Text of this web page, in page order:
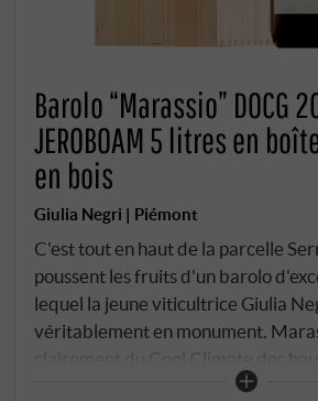
Barolo “Marassio” DOCG
JEROBOAM 5 litres en
en bois
Giulia Negri | Piémont
C'est tout en haut de la parcelle
poussent les fruits d'un barolo
lequel la jeune viticultrice Giulia
véritablement en monument.
clairement du Cool Climate des
et ne changera donc guère de